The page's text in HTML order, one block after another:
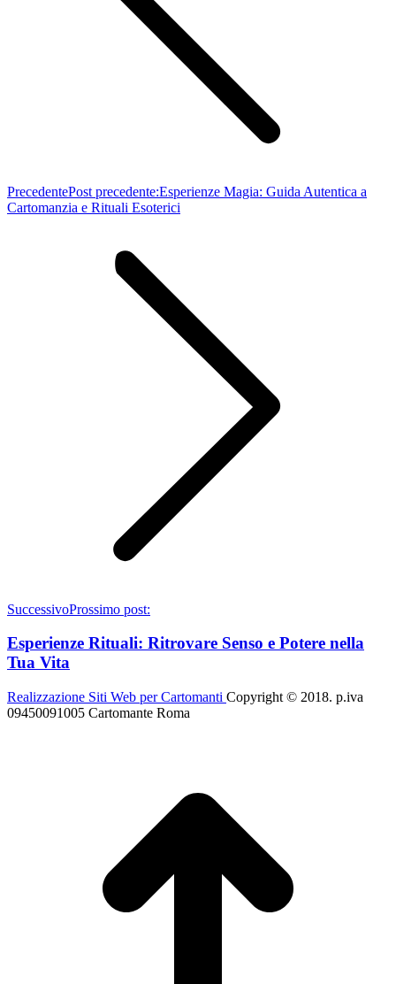
PrecedentePost precedente:Esperienze Magia: Guida Autentica a
Cartomanzia e Rituali Esoterici
SuccessivoProssimo post:
Esperienze Rituali: Ritrovare Senso e Potere nella
Tua Vita
Realizzazione Siti Web per Cartomanti Copyright © 2018. p.iva
09450091005 Cartomante Roma